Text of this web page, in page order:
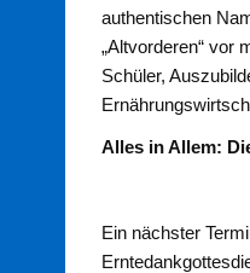
authentischen
„Altvorderen“ vor
Schüler,
Alles in Allem:
Ein nächster